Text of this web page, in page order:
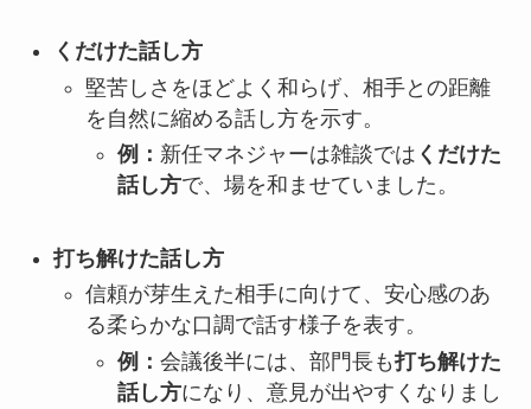
くだけた話し方
堅苦しさをほどよく和らげ、相手との距離
を自然に縮める話し方を示す。
例： 新任マネジャーは雑談では くだけた
話し方で、場を和ませていました。
打ち解けた話し方
信頼が芽生えた相手に向けて、安心感のあ
る柔らかな口調で話す様子を表す。
例： 会議後半には、部門長も打ち解けた
話し方になり、意見が出やすくなりまし